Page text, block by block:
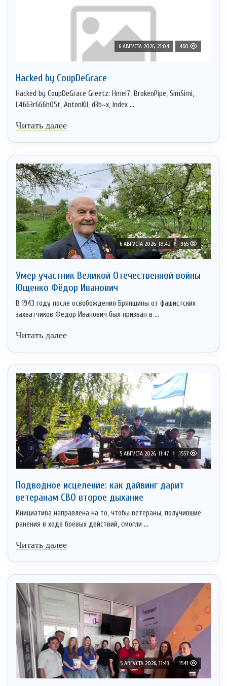
6 АВГУСТА 2026, 21:04 460
Hacked by CoupDeGrace
Hacked by CoupDeGrace Greetz: Hmei7, BrokenPipe, SimSimi,
L4663r666h05t, AntonKil, d3b~x, Index ...
Читать далее
6 АВГУСТА 2026, 18:42 965
Умер участник Великой Отечественной войны
Ющенко Фёдор Иванович
В 1943 году после освобождения Брянщины от фашистских
захватчиков Федор Иванович был призван в ...
Читать далее
5 АВГУСТА 2026, 11:47 1557
Подводное исцеление: как дайвинг дарит
ветеранам СВО второе дыхание
Инициатива направлена на то, чтобы ветераны, получившие
ранения в ходе боевых действий, смогли ...
Читать далее
5 АВГУСТА 2026, 11:43 1541